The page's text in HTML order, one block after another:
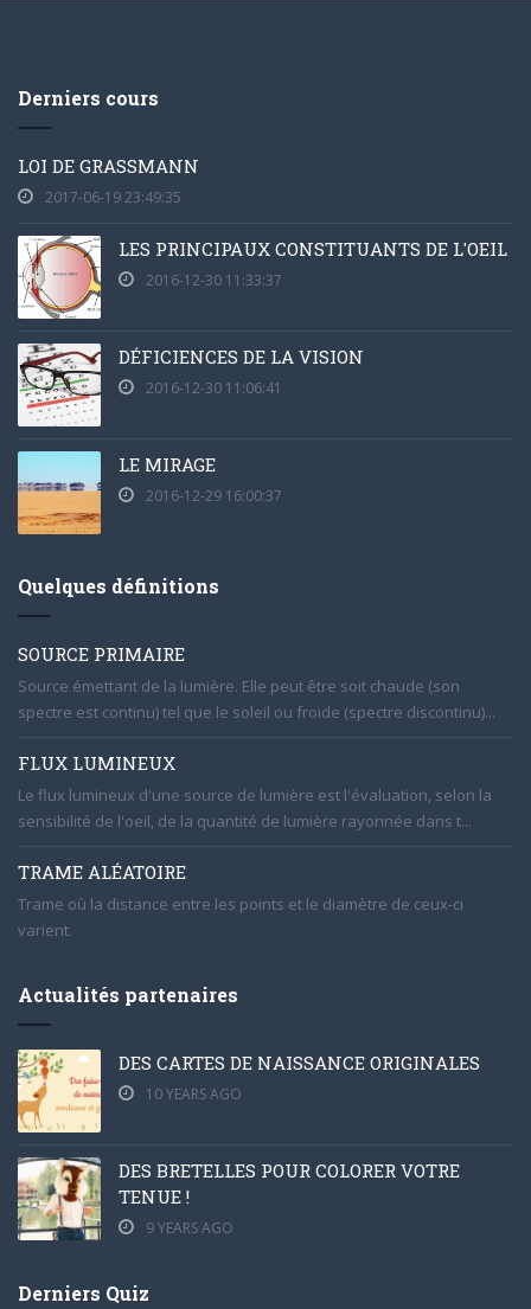
Derniers cours
LOI DE GRASSMANN
2017-06-19 23:49:35
LES PRINCIPAUX CONSTITUANTS DE L'OEIL
2016-12-30 11:33:37
DÉFICIENCES DE LA VISION
2016-12-30 11:06:41
LE MIRAGE
2016-12-29 16:00:37
Quelques définitions
SOURCE PRIMAIRE
Source émettant de la lumière. Elle peut être soit chaude (son
spectre est continu) tel que le soleil ou froide (spectre discontinu)...
FLUX LUMINEUX
Le flux lumineux d'une source de lumière est l'évaluation, selon la
sensibilité de l'oeil, de la quantité de lumière rayonnée dans t...
TRAME ALÉATOIRE
Trame où la distance entre les points et le diamètre de ceux-ci
varient.
Actualités partenaires
DES CARTES DE NAISSANCE ORIGINALES
10 YEARS AGO
DES BRETELLES POUR COLORER VOTRE
TENUE !
9 YEARS AGO
Derniers Quiz